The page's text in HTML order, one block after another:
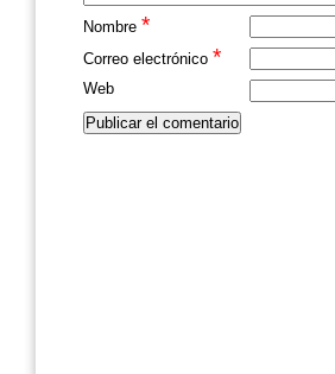
Nombre *
Correo electrónico *
Web